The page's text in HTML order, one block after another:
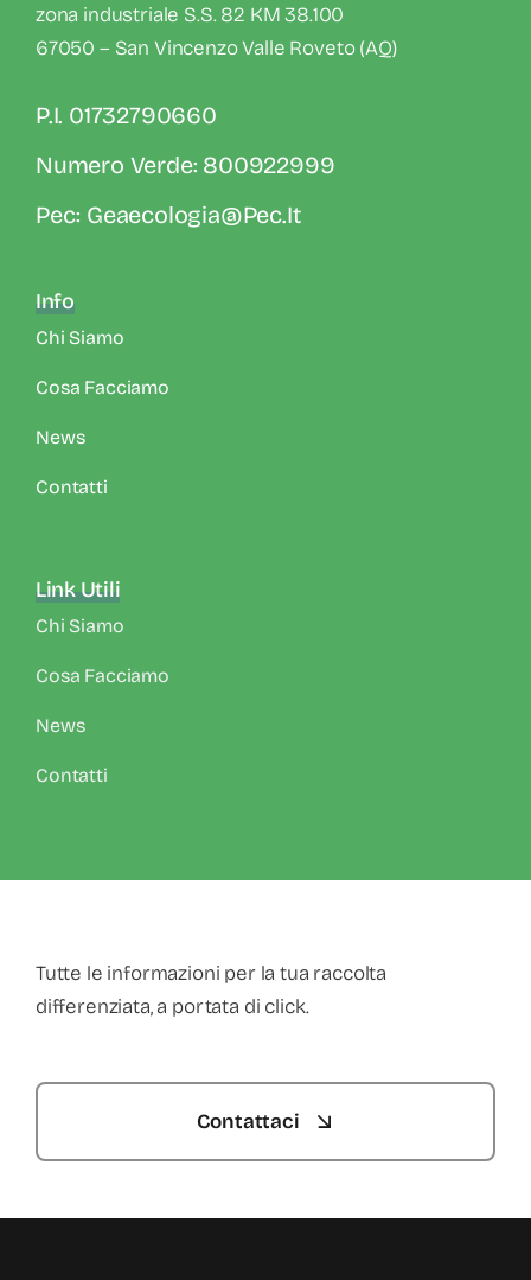
zona industriale S.S. 82 KM 38.100
67050 – San Vincenzo Valle Roveto (AQ)
P.I. 01732790660
Numero Verde: 800922999
Pec: Geaecologia@pec.it
Info
Chi Siamo
Cosa Facciamo
News
Contatti
Link Utili
Chi Siamo
Cosa Facciamo
News
Contatti
Tutte le informazioni per la tua raccolta
differenziata, a portata di click.
Contattaci